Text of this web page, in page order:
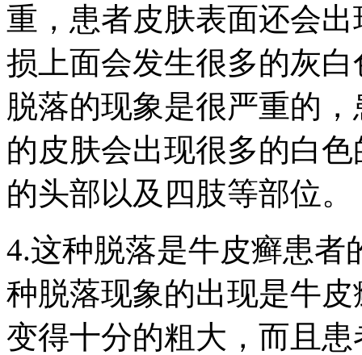
重，患者皮肤表面还会
损上面会发生很多的灰
脱落的现象是很严重的
的皮肤会出现很多的白
的头部以及四肢等部位。
4.这种脱落是牛皮癣患者
种脱落现象的出现是牛
变得十分的粗大，而且